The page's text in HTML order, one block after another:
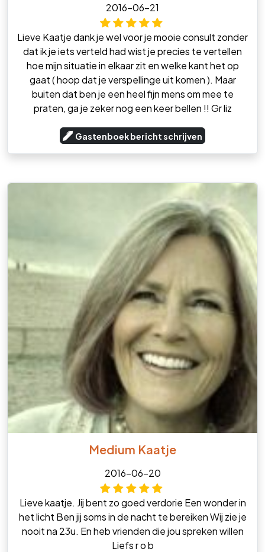
2016-06-21
Lieve Kaatje dank je wel voor je mooie consult zonder
dat ik je iets verteld had wist je precies te vertellen
hoe mijn situatie in elkaar zit en welke kant het op
gaat ( hoop dat je verspellinge uit komen ). Maar
buiten dat ben je een heel fijn mens om mee te
praten, ga je zeker nog een keer bellen !! Gr liz
Gastenboek bericht schrijven
Medium Kaatje
2016-06-20
Lieve kaatje. Jij bent zo goed verdorie Een wonder in
het licht Ben jij soms in de nacht te bereiken Wij zie je
nooit na 23u. En heb vrienden die jou spreken willen
Liefs r o b